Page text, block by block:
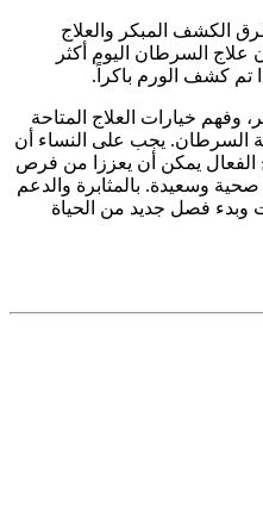
الكشف المبكر والعلاج
علاج السرطان اليوم أكثر
تم كشف الورم باكراً.
وفهم خيارات العلاج المتاحة
السرطان. يجب على النساء أن
الفعال يمكن أن يعززا من فرص
صحية وسعيدة. بالمثابرة والدعم
وبدء فصل جديد من الحياة